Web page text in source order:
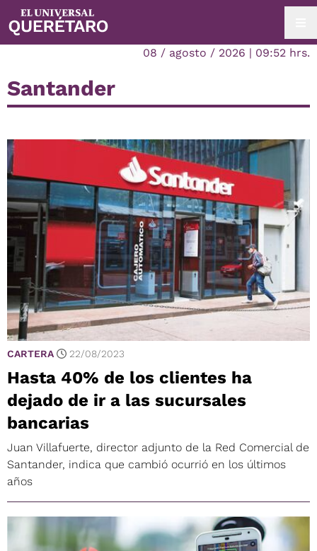
08 / agosto / 2026 | 09:52 hrs.
Santander
CARTERA 22/08/2023
Hasta 40% de los clientes ha
dejado de ir a las sucursales
bancarias
Juan Villafuerte, director adjunto de la Red Comercial de
Santander, indica que cambió ocurrió en los últimos
años